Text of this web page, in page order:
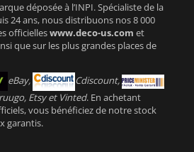
déposée à l’INPI. Spécialiste de la
24 ans, nous distribuons nos 8 000
officielleswww.deco-us.com et
que sur les plus grandes places de
eBay,
Cdiscount,
Etsy et Vinted. En achetant
vous bénéficiez de notre stock
garantis.